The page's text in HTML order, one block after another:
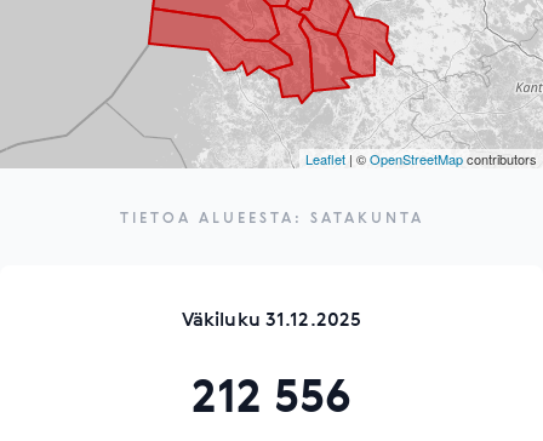
Leaflet | ©OpenStreetMapcontributors
TIETOA ALUEESTA: SATAKUNTA
Väkiluku 31.12.2025
212 556